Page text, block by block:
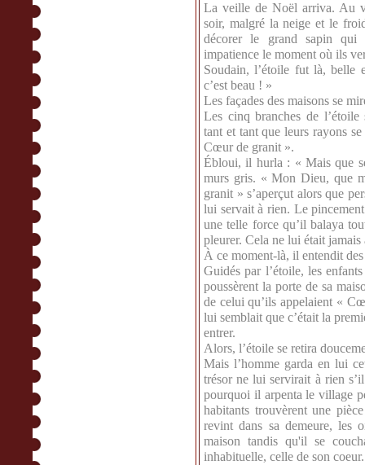
La veille de Noël arriva. Au
soir, malgré la neige et le
décorer le grand sapin qui
impatience le moment où ils
Soudain, l’étoile fut là, belle
c’est beau ! »
Les façades des maisons se
Les cinq branches de l’étoile
tant et tant que leurs rayons
Cœur de granit ».
Ébloui, il hurla : « Mais que
murs gris. « Mon Dieu, que
granit » s’aperçut alors que
lui servait à rien. Le
une telle force qu’il balaya
pleurer. Cela ne lui était jamais
À ce moment-là, il entendit des
Guidés par l’étoile, les
poussèrent la porte de sa
de celui qu’ils appelaient «
lui semblait que c’était la
entrer.
Alors, l’étoile se retira
Mais l’homme garda en lui
trésor ne lui servirait à rien
pourquoi il arpenta le village
habitants trouvèrent une
revint dans sa demeure, les
maison tandis qu'il se
inhabituelle, celle de son coeur.